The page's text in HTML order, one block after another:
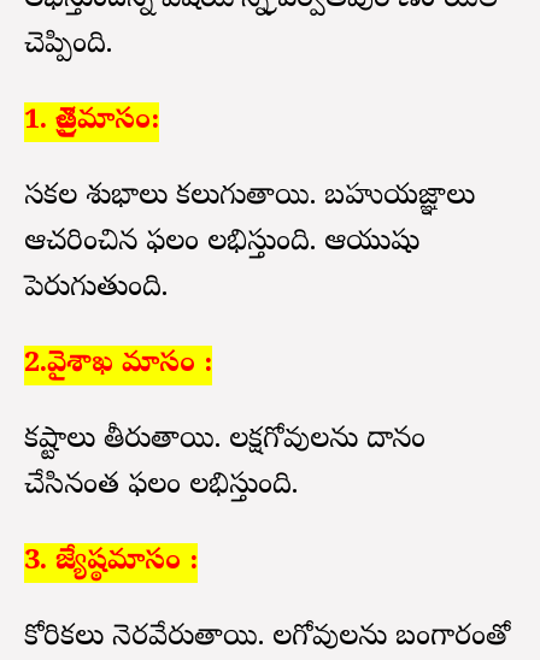
చెప్పింది.
1. చైత్రమాసం:
సకల శుభాలు కలుగుతాయి. బహుయజ్ఞాలు
ఆచరించిన ఫలం లభిస్తుంది. ఆయుషు
పెరుగుతుంది.
2.వైశాఖ మాసం :
కష్టాలు తీరుతాయి. లక్షగోవులను దానం
చేసినంత ఫలం లభిస్తుంది.
3. జ్యేష్ఠమాసం :
కోరికలు నెరవేరుతాయి. లగోవులను బంగారంతో